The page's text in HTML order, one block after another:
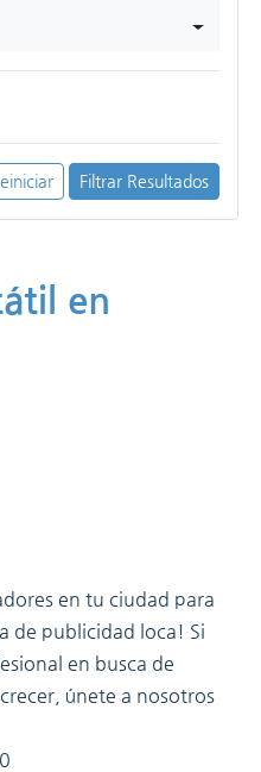
Filtrar Resultados
en
en tu ciudad para
de publicidad loca! Si
en busca de
únete a nosotros